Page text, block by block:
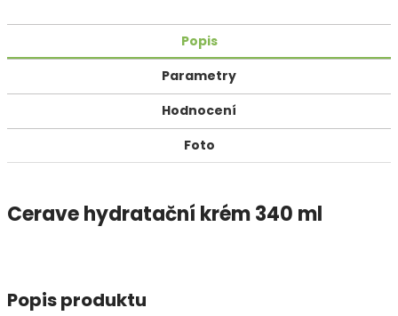
Popis
Parametry
Hodnocení
Foto
Cerave hydratační krém 340 ml
Popis produktu